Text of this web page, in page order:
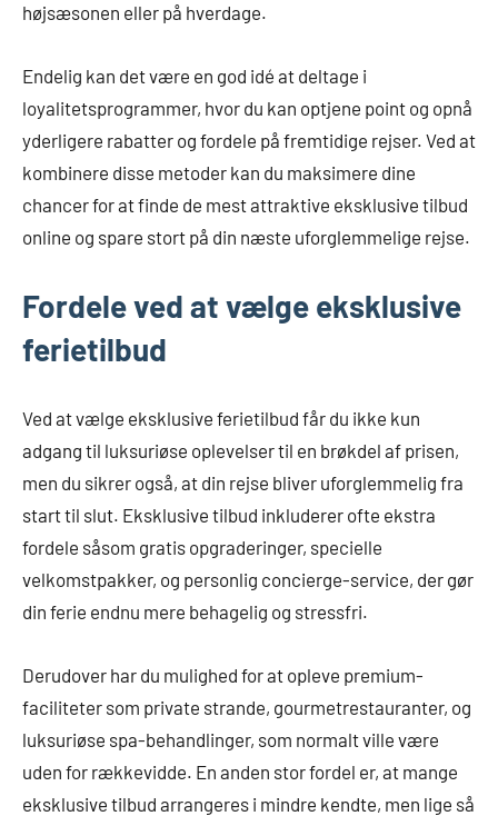
højsæsonen eller på hverdage.
Endelig kan det være en god idé at deltage i
loyalitetsprogrammer, hvor du kan optjene point og opnå
yderligere rabatter og fordele på fremtidige rejser. Ved at
kombinere disse metoder kan du maksimere dine
chancer for at finde de mest attraktive eksklusive tilbud
online og spare stort på din næste uforglemmelige rejse.
Fordele ved at vælge eksklusive
ferietilbud
Ved at vælge eksklusive ferietilbud får du ikke kun
adgang til luksuriøse oplevelser til en brøkdel af prisen,
men du sikrer også, at din rejse bliver uforglemmelig fra
start til slut. Eksklusive tilbud inkluderer ofte ekstra
fordele såsom gratis opgraderinger, specielle
velkomstpakker, og personlig concierge-service, der gør
din ferie endnu mere behagelig og stressfri.
Derudover har du mulighed for at opleve premium-
faciliteter som private strande, gourmetrestauranter, og
luksuriøse spa-behandlinger, som normalt ville være
uden for rækkevidde. En anden stor fordel er, at mange
eksklusive tilbud arrangeres i mindre kendte, men lige så